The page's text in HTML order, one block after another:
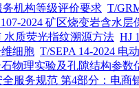
务机构等级评价要求 T/
2024 矿区烧变岩含水层
水质荧光指纹溯源方法 HJ
维细胞 T/SEPA 14-2024 电
石物理实验及孔隙结构参数
服务规范 第4部分：电商